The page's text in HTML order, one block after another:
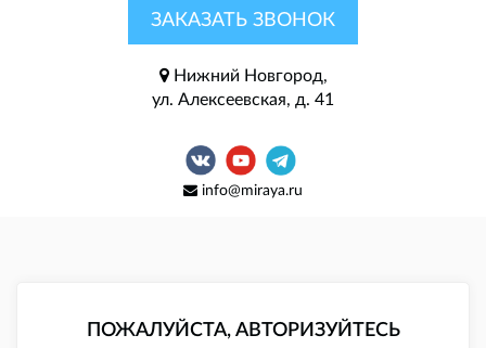
ЗАКАЗАТЬ ЗВОНОК
Нижний Новгород,
ул. Алексеевская, д. 41
info@miraya.ru
ПОЖАЛУЙСТА, АВТОРИЗУЙТЕСЬ